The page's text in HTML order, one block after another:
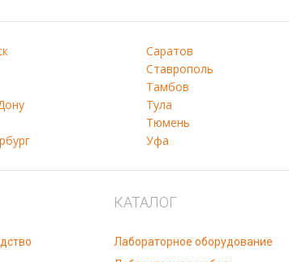
Саратов
Ставрополь
Тамбов
Тула
Тюмень
Уфа
КАТАЛОГ
Лабораторное оборудование